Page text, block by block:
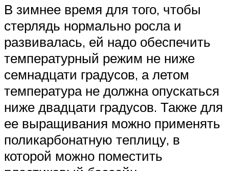
В зимнее время для того, чтобы
стерлядь нормально росла и
развивалась, ей надо обеспечить
температурный режим не ниже
семнадцати градусов, а летом
температура не должна опускаться
ниже двадцати градусов. Также для
ее выращивания можно применять
поликарбонатную теплицу, в
которой можно поместить